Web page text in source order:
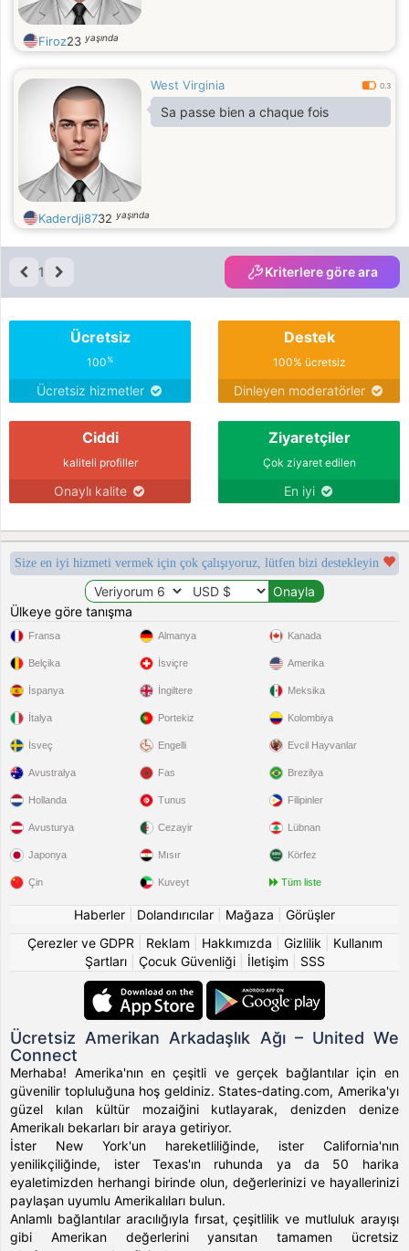
Firoz23 yaşında
West Virginia 0.3
Sa passe bien a chaque fois
Kaderdji8732 yaşında
1 Kriterlere göre ara
Ücretsiz
100%
Ücretsiz hizmetler
Destek
100% ücretsiz
Dinleyen moderatörler
Ciddi
kaliteli profiller
Onaylı kalite
Ziyaretçiler
Çok ziyaret edilen
En iyi
Size en iyi hizmeti vermek için çok çalışıyoruz, lütfen bizi destekleyin
Ülkeye göre tanışma
Fransa
Belçika
İspanya
İtalya
İsveç
Almanya
İsviçre
İngiltere
Portekiz
Engelli
Kanada
Amerika
Meksika
Kolombiya
Evcil Hayvanlar
Avustralya
Hollanda
Avusturya
Japonya
Çin
Fas
Tunus
Cezayir
Mısır
Kuveyt
Brezilya
Filipinler
Lübnan
Körfez
Tüm liste
Haberler Dolandırıcılar Mağaza
Görüşler
Çerezler ve GDPR
Reklam Hakkımızda Gizlilik
Kullanım
Şartları| Çocuk Güvenliği| İletişim SSS
Ücretsiz Amerikan Arkadaşlık Ağı – United We
Connect
Merhaba! Amerika'nın en çeşitli ve gerçek bağlantılar için en
güvenilir topluluğuna hoş geldiniz. States-dating.com, Amerika'yı
güzel kılan kültür mozaiğini kutlayarak, denizden denize
Amerikalı bekarları bir araya getiriyor.
İster New York'un hareketliliğinde, ister California'nın
yenilikçiliğinde, ister Texas'ın ruhunda ya da 50 harika
eyaletimizden herhangi birinde olun, değerlerinizi ve hayallerinizi
paylaşan uyumlu Amerikalıları bulun.
Anlamlı bağlantılar aracılığıyla fırsat, çeşitlilik ve mutluluk arayışı
gibi Amerikan değerlerini yansıtan tamamen ücretsiz